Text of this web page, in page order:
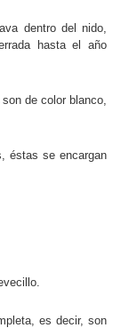
dentro del nido,
hasta el año
de color blanco,
éstas se encargan
es decir, son